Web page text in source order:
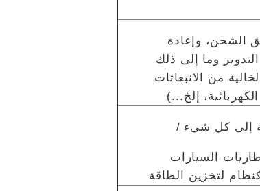
الشحن، وإعادة
التدوير وما إلى ذلك
من الانبعاثات
إلخ...)
إلى كل شيء /
السيارات
كنظام لتخزين الطاقة